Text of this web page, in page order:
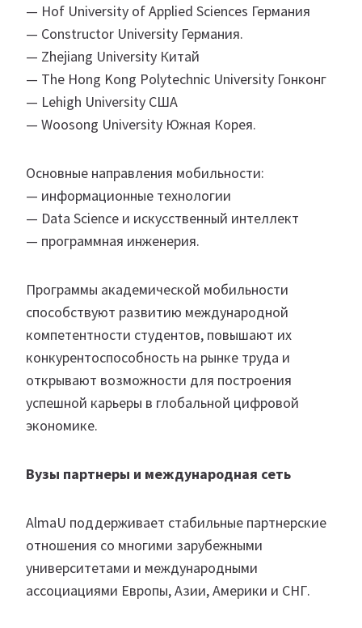
— Hof University of Applied Sciences Германия
— Constructor University Германия.
— Zhejiang University Китай
— The Hong Kong Polytechnic University Гонконг
— Lehigh University США
— Woosong University Южная Корея.
Основные направления мобильности:
— информационные технологии
— Data Science и искусственный интеллект
— программная инженерия.
Программы академической мобильности
способствуют развитию международной
компетентности студентов, повышают их
конкурентоспособность на рынке труда и
открывают возможности для построения
успешной карьеры в глобальной цифровой
экономике.
Вузы партнеры и международная сеть
AlmaU поддерживает стабильные партнерские
отношения со многими зарубежными
университетами и международными
ассоциациями Европы, Азии, Америки и СНГ.